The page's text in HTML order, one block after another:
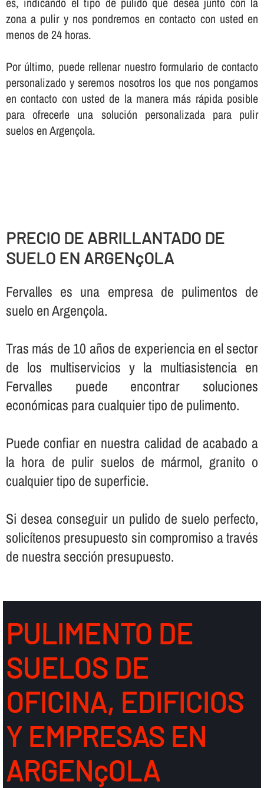
zona a pulir y nos pondremos en contacto con usted en
menos de 24 horas.
Por último, puede rellenar nuestro formulario de contacto
personalizado y seremos nosotros los que nos pongamos
en contacto con usted de la manera más rápida posible
para ofrecerle una solución personalizada para pulir
suelos en Argençola.
PRECIO DE ABRILLANTADO DE
SUELO EN ARGENçOLA
Fervalles es una empresa de pulimentos de
suelo en Argençola.
Tras más de 10 años de experiencia en el sector
de los multiservicios y la multiasistencia en
Fervalles puede encontrar soluciones
económicas para cualquier tipo de pulimento.
Puede confiar en nuestra calidad de acabado a
la hora de pulir suelos de mármol, granito o
cualquier tipo de superficie.
Si desea conseguir un pulido de suelo perfecto,
solicí­tenos presupuesto sin compromiso a través
de nuestra sección presupuesto.
PULIMENTO DE
SUELOS DE
OFICINA, EDIFICIOS
Y EMPRESAS EN
ARGENçOLA